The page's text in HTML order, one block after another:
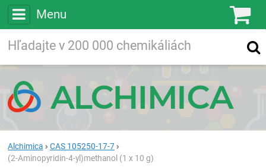
Menu
Vyhľadávanie
Alchimica
CAS 105250-17-7
(2-Aminopyridin-4-yl)methanol (1 x 10 g)